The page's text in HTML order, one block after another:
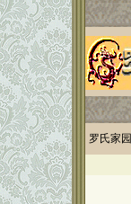
罗氏家园